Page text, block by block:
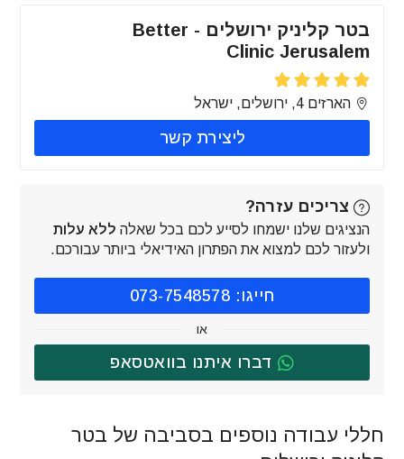
בטר קליניק ירושלים - Better
Clinic Jerusalem
הארזים 4, ירושלים, ישראל
ליצירת קשר
צריכים עזרה?
הנציגים שלנו ישמחו לסייע לכם בכל שאלה ללא עלות
ולעזור לכם למצוא את הפתרון האידיאלי ביותר עבורכם.
חייגו: 073-7548578
או
דברו איתנו בוואטסאפ
חללי עבודה נוספים בסביבה של בטר